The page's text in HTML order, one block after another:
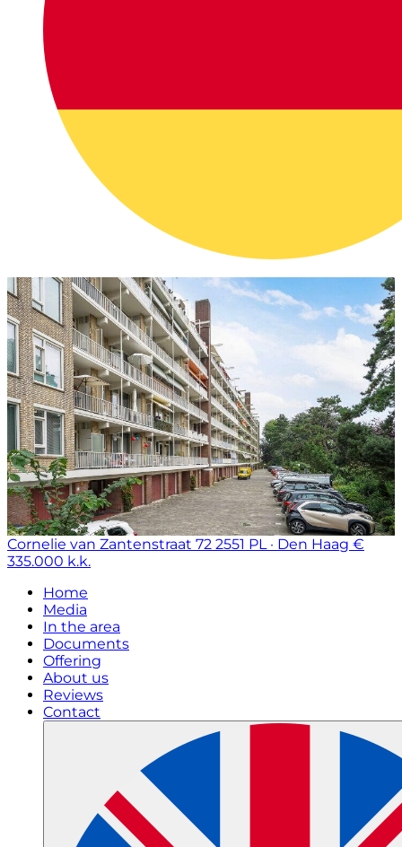
Cornelie van Zantenstraat 72 2551 PL · Den Haag €
335.000 k.k.
Home
Media
In the area
Documents
Offering
About us
Reviews
Contact